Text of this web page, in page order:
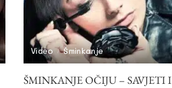
Video Šminkanje
ŠMINKANJE OČIJU – SAVJETI I